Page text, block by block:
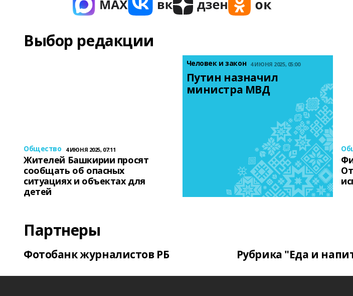
Выбор редакции
Общество 4 ИЮНЯ 2025, 07:11
Жителей Башкирии просят
сообщать об опасных
ситуациях и объектах для
детей
Человек и закон 4 ИЮНЯ 2025, 05:00
Путин назначил
министра МВД
Партнеры
Фотобанк журналистов РБ Рубрика "Еда и